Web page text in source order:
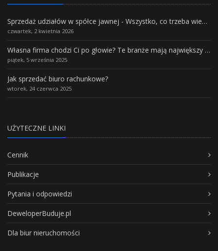
Sprzedaż udziałów w spółce jawnej - Wszystko, co trzeba wiedzieć.
czwartek, 2 kwietnia 2026
Własna firma chodzi Ci po głowie? Te branże mają największy potencjał rozwoju
piątek, 5 września 2025
Jak sprzedać biuro rachunkowe?
wtorek, 24 czerwca 2025
UŻYTECZNE LINKI
Cennik
Publikacje
Pytania i odpowiedzi
DeweloperBuduje.pl
Dla biur nieruchomości